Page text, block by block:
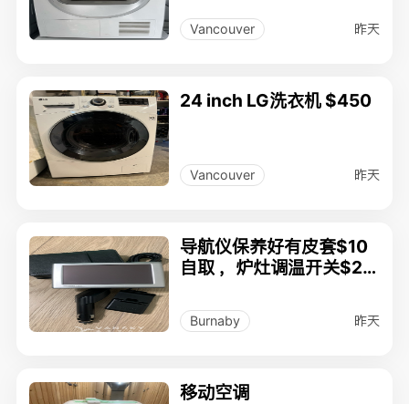
Vancouver 昨天
24 inch LG洗衣机 $450
Vancouver 昨天
导航仪保养好有皮套$10
自取 ，炉灶调温开关$20
下：
Burnaby 昨天
移动空调